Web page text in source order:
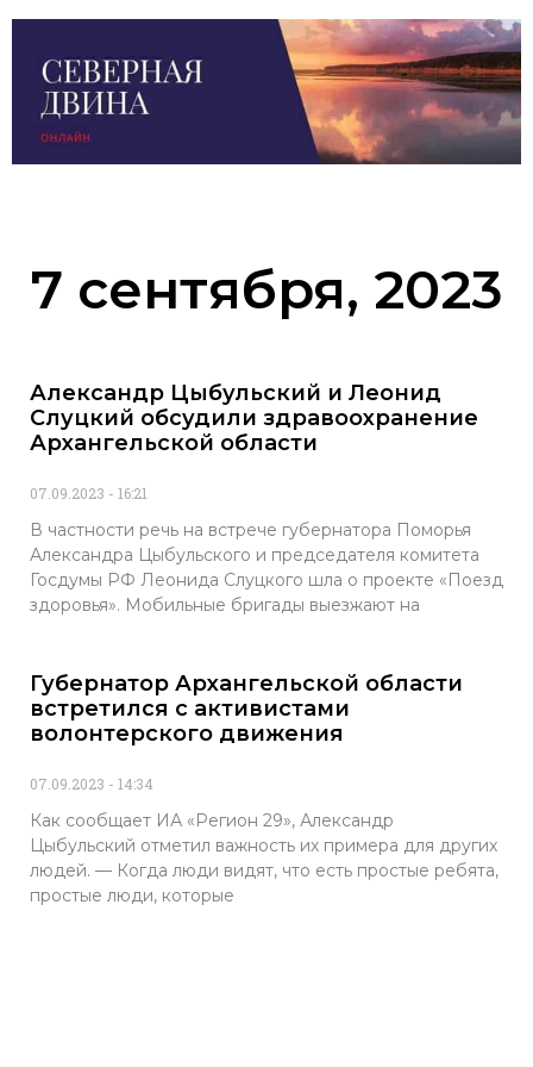
7 сентября, 2023
Александр Цыбульский и Леонид
Слуцкий обсудили здравоохранение
Архангельской области
07.09.2023 16:21
В частности речь на встрече губернатора Поморья
Александра Цыбульского и председателя комитета
Госдумы РФ Леонида Слуцкого шла о проекте «Поезд
здоровья». Мобильные бригады выезжают на
Губернатор Архангельской области
встретился с активистами
волонтерского движения
07.09.2023 14:34
Как сообщает ИА «Регион 29», Александр
Цыбульский отметил важность их примера для других
людей. — Когда люди видят, что есть простые ребята,
простые люди, которые